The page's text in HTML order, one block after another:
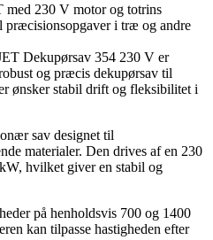
med 230 V motor og totrins
præcisionsopgaver i træ og andre
Dekupørsav 354 230 V er
og præcis dekupørsav til
ønsker stabil drift og fleksibilitet i
sav designet til
materialer. Den drives af en 230
hvilket giver en stabil og
på henholdsvis 700 og 1400
kan tilpasse hastigheden efter